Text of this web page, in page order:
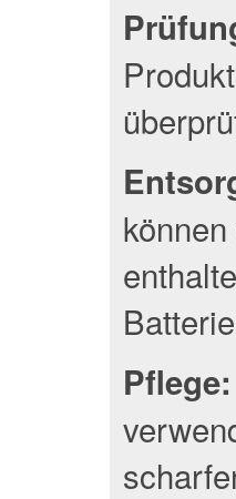
Pflege: